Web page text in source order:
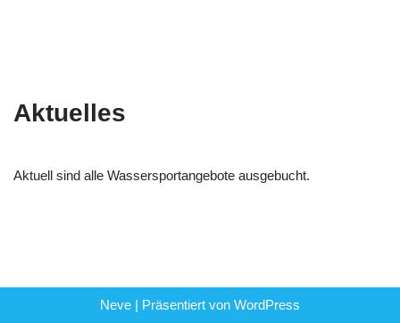
Aktuelles
Aktuell sind alle Wassersportangebote ausgebucht.
Neve | Präsentiert von WordPress